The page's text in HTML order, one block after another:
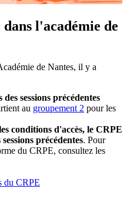
l'académie de
de Nantes, il y a
sessions précédentes
au groupement 2 pour les
conditions d'accès, le CRPE
précédentes. Pour
du CRPE, consultez les
du CRPE